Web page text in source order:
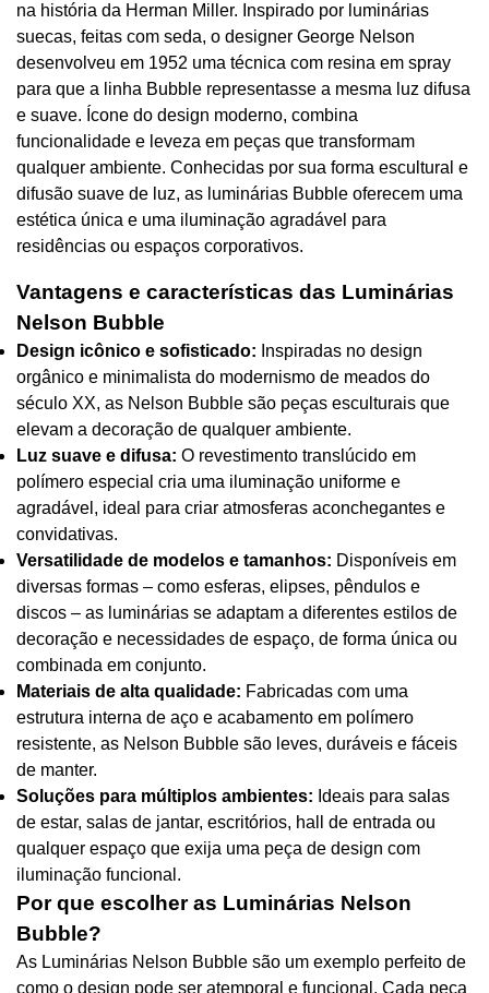
na história da Herman Miller. Inspirado por luminárias
suecas, feitas com seda, o designer George Nelson
desenvolveu em 1952 uma técnica com resina em spray
para que a linha Bubble representasse a mesma luz difusa
e suave. Ícone do design moderno, combina
funcionalidade e leveza em peças que transformam
qualquer ambiente. Conhecidas por sua forma escultural e
difusão suave de luz, as luminárias Bubble oferecem uma
estética única e uma iluminação agradável para
residências ou espaços corporativos.
Vantagens e características das Luminárias
Nelson Bubble
Design icônico e sofisticado: Inspiradas no design
orgânico e minimalista do modernismo de meados do
século XX, as Nelson Bubble são peças esculturais que
elevam a decoração de qualquer ambiente.
Luz suave e difusa: O revestimento translúcido em
polímero especial cria uma iluminação uniforme e
agradável, ideal para criar atmosferas aconchegantes e
convidativas.
Versatilidade de modelos e tamanhos: Disponíveis em
diversas formas – como esferas, elipses, pêndulos e
discos – as luminárias se adaptam a diferentes estilos de
decoração e necessidades de espaço, de forma única ou
combinada em conjunto.
Materiais de alta qualidade: Fabricadas com uma
estrutura interna de aço e acabamento em polímero
resistente, as Nelson Bubble são leves, duráveis e fáceis
de manter.
Soluções para múltiplos ambientes: Ideais para salas
de estar, salas de jantar, escritórios, hall de entrada ou
qualquer espaço que exija uma peça de design com
iluminação funcional.
Por que escolher as Luminárias Nelson
Bubble?
As Luminárias Nelson Bubble são um exemplo perfeito de
como o design pode ser atemporal e funcional. Cada peça